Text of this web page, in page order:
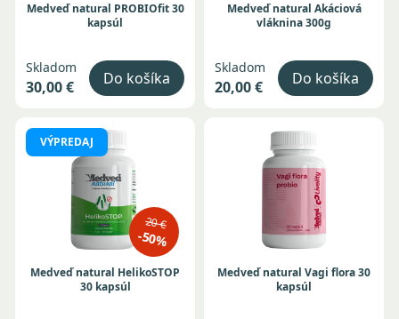
Medveď natural PROBIOfit 30
kapsúl
Skladom
30,00 € Do košíka
Medveď natural Akáciová
vláknina 300g
Skladom
20,00 € Do košíka
VÝPREDAJ
20 €
-50%
Medveď natural HelikoSTOP
30 kapsúl
Medveď natural Vagi flora 30
kapsúl